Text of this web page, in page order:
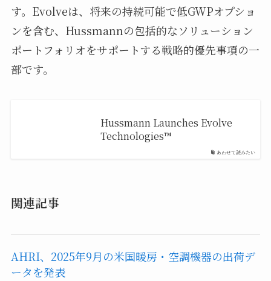
す。Evolveは、将来の持続可能で低GWPオプショ
ンを含む、Hussmannの包括的なソリューション
ポートフォリオをサポートする戦略的優先事項の一
部です。
あわせて読みたい
Hussmann Launches Evolve
Technologies™
関連記事
AHRI、2025年9月の米国暖房・空調機器の出荷デ
ータを発表